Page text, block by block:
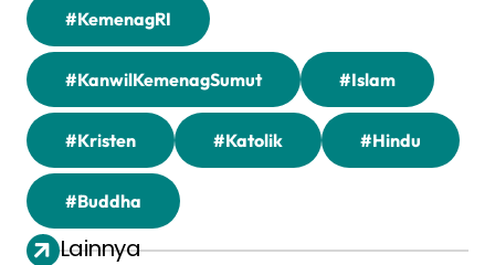
#KemenagRI
#KanwilKemenagSumut #Islam
#Kristen #Katolik #Hindu
#Buddha
Lainnya